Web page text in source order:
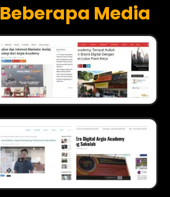
Beberapa Media